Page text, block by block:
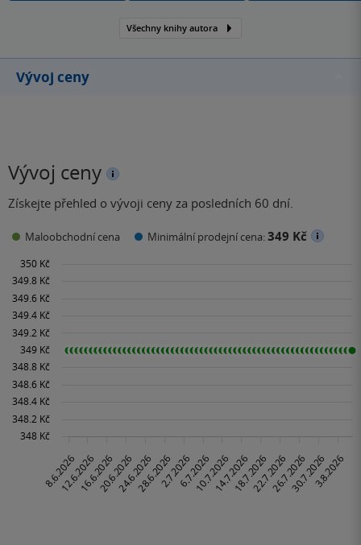
Všechny knihy autora
Vývoj ceny
Vývoj ceny
Získejte přehled o vývoji ceny za posledních 60 dní.
Maloobchodní cena Minimální prodejní cena:349 Kč